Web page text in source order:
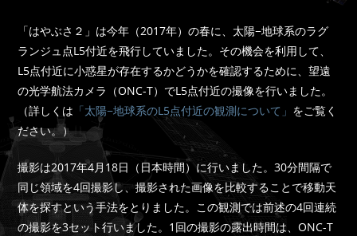
「はやぶさ２」は今年（2017年）の春に、太陽−地球系のラグ
ランジュ点L5付近を飛行していました。その機会を利用して、
L5点付近に小惑星が存在するかどうかを確認するために、望遠
の光学航法カメラ（ONC-T）でL5点付近の撮像を行いました。
（詳しくは 「太陽−地球系のL5点付近の観測について」 をご覧く
ださい。）
撮影は2017年4月18日（日本時間）に行いました。30分間隔で
同じ領域を4回撮影し、撮影された画像を比較することで移動天
体を探すという手法をとりました。この観測では前述の4回連続
の撮影を3セット行いました。1回の撮影の露出時間は、ONC-T